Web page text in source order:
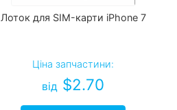
Лоток для SIM-карти iPhone 7
Ціна запчастини:
від $2.70